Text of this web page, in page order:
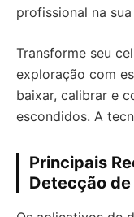
profissional na
Transforme seu
exploração com
baixar, calibrar e
escondidos. A
Principais
Detecção de